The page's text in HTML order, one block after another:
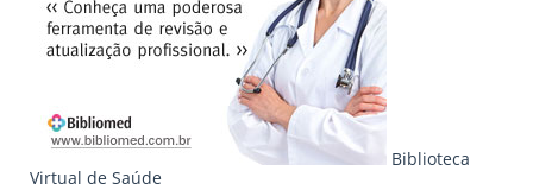
Biblioteca
Virtual de Saúde